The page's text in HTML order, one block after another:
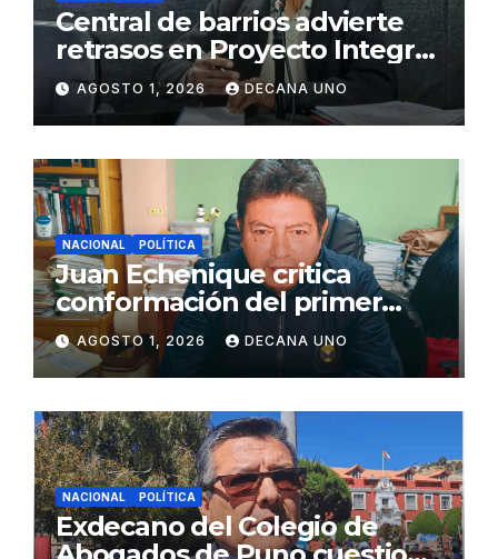
Central de barrios advierte
retrasos en Proyecto Integral
de Agua y Alcantarillado para
Juliaca
AGOSTO 1, 2026 DECANA UNO
NACIONAL POLÍTICA
Juan Echenique critica
conformación del primer
gabinete ministerial de Keiko
Fujimori
AGOSTO 1, 2026 DECANA UNO
NACIONAL POLÍTICA
Exdecano del Colegio de